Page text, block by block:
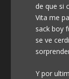
de que si
Vita me
sack boy
se ve
Y por